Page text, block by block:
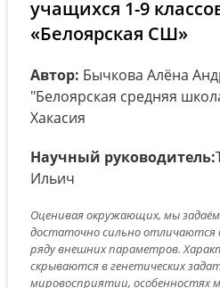
учащихся 1-9
«Белоярская СШ»
Автор: Бычкова Алёна
"Белоярская средняя
Хакасия
Научный руководитель:
Ильич
Оценивая окружающих, мы
достаточно сильно отличаются
ряду внешних параметров.
скрываются в генетических
мировосприятии, особенностях